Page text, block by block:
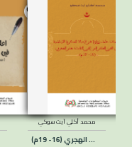
محمد أكلي آيت سوكي
إسهامات علماء زواوة في الحياة الفكرية الإسلامية من القرن العاشر إلى القرن الثالث عشر الهجري (16- 19م)